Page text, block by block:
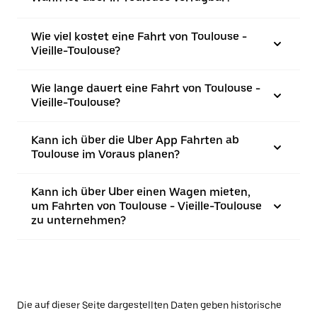
Wie viel kostet eine Fahrt von Toulouse -
Vieille-Toulouse?
Wie lange dauert eine Fahrt von Toulouse -
Vieille-Toulouse?
Kann ich über die Uber App Fahrten ab
Toulouse im Voraus planen?
Kann ich über Uber einen Wagen mieten,
um Fahrten von Toulouse - Vieille-Toulouse
zu unternehmen?
Die auf dieser Seite dargestellten Daten geben historische